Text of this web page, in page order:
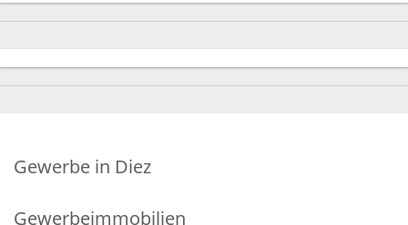
Gewerbe in Diez
Gewerbeimmobilien